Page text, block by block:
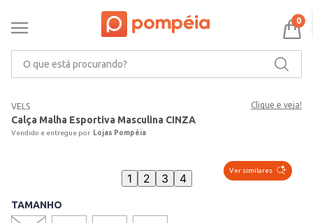
0
VELS Clique e veja!
Calça Malha Esportiva Masculina CINZA
Lojas Pompéia
Ver similares
1 2 3 4
TAMANHO